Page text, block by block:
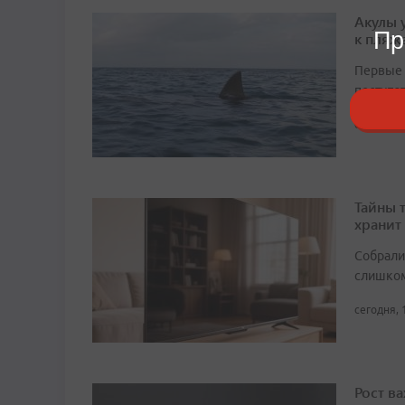
Акулы
к
Первые
сегодня,
Тайны
сегодня,
Рост